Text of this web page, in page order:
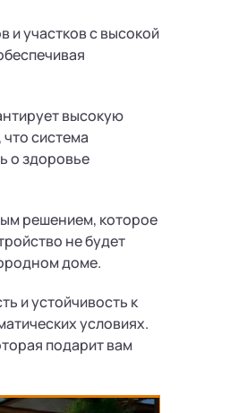
и участков с высокой
высокую
система
о здоровье
решением, которое
не будет
доме.
и устойчивость к
условиях.
подарит вам